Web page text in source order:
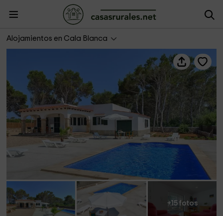
Alojamientos en Cala Blanca
+15 fotos